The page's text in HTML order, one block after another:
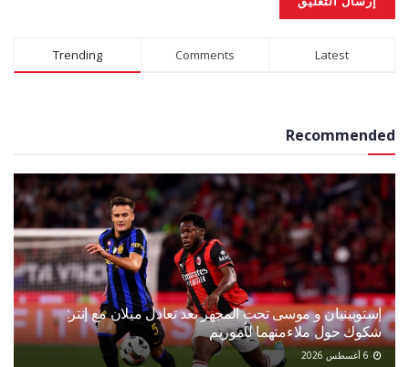
Alternative:
Trending Comments Latest
Recommended
إستوبينيان و موسى تحت المجهر بعد تعادل ميلان مع إنتر:
شكوك حول ملاءمتهما لأموريم